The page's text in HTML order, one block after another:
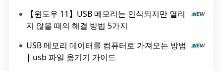
【윈도우 11】USB 메모리는 인식되지만 열리
지 않을 때의 해결 방법 5가지
USB 메모리 데이터를 컴퓨터로 가져오는 방법
| usb 파일 옮기기 가이드